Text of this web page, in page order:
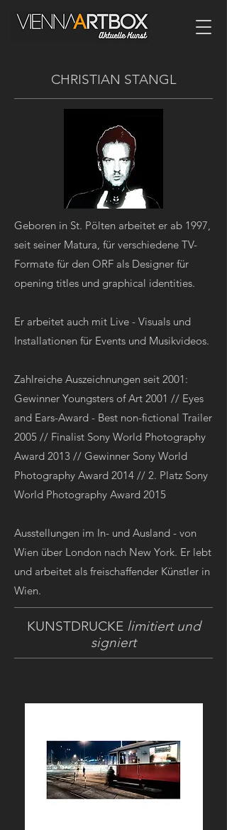
CHRISTIAN STANGL
Geboren in St. Pölten arbeitet er ab 1997,
seit seiner Matura, für verschiedene TV-
Formate für den ORF als Designer für
opening titles und graphical identities.
Er arbeitet auch mit Live - Visuals und
Installationen für Events und Musikvideos.
Zahlreiche Auszeichnungen seit 2001:
Gewinner Youngsters of Art 2001 // Eyes
and Ears-Award - Best non-fictional Trailer
2005 // Finalist Sony World Photography
Award 2013 // Gewinner Sony World
Photography Award 2014 // 2. Platz Sony
World Photography Award 2015
Ausstellungen im In- und Ausland - von
Wien über London nach New York. Er lebt
und arbeitet als freischaffender Künstler in
Wien.
KUNSTDRUCKE limitiert und
signiert